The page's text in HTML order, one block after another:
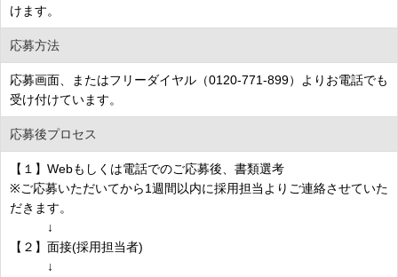
けます。
応募方法
応募画面、またはフリーダイヤル（0120-771-899）よりお電話でも
受け付けています。
応募後プロセス
【１】Webもしくは電話でのご応募後、書類選考
※ご応募いただいてから1週間以内に採用担当よりご連絡させていた
だきます。
↓
【２】面接(採用担当者)
↓